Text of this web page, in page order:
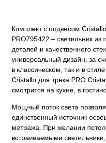
Комплект с подвесом
PRO795422 – светильник из
деталей и качественного
универсальный дизайн, за
в классическом, так и в
Cristallo для трека PRO
смотрится на кухне, в
Мощный поток света
единственный источник
метража. При желании
встраиваемыми